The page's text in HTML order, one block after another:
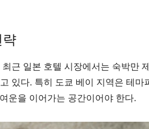
략
근 일본 호텔 시장에서는 숙박만
있다. 특히 도쿄 베이 지역은 테마
운을 이어가는 공간이어야 한다.